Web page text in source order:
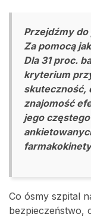
Przejdźmy
Za pomocą
Dla 31 proc.
kryterium
skuteczność,
znajomość
jego
Co ósmy szpital
bezpieczeństwo,